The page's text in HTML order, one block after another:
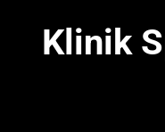
Klinik